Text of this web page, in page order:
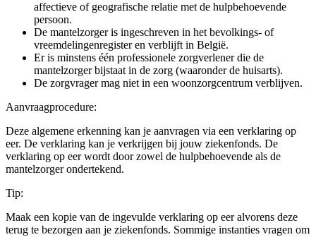
affectieve of geografische relatie met de hulpbehoevende
persoon.
De mantelzorger is ingeschreven in het bevolkings- of
vreemdelingenregister en verblijft in België.
Er is minstens één professionele zorgverlener die de
mantelzorger bijstaat in de zorg (waaronder de huisarts).
De zorgvrager mag niet in een woonzorgcentrum verblijven.
Aanvraagprocedure:
Deze algemene erkenning kan je aanvragen via een verklaring op
eer. De verklaring kan je verkrijgen bij jouw ziekenfonds. De
verklaring op eer wordt door zowel de hulpbehoevende als de
mantelzorger ondertekend.
Tip:
Maak een kopie van de ingevulde verklaring op eer alvorens deze
terug te bezorgen aan je ziekenfonds. Sommige instanties vragen om